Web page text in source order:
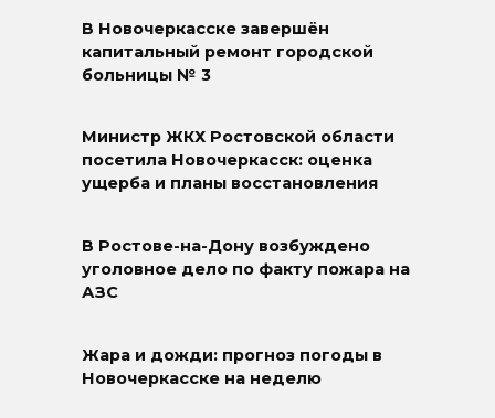
В Новочеркасске завершён
капитальный ремонт городской
больницы № 3
Министр ЖКХ Ростовской области
посетила Новочеркасск: оценка
ущерба и планы восстановления
В Ростове-на-Дону возбуждено
уголовное дело по факту пожара на
АЗС
Жара и дожди: прогноз погоды в
Новочеркасске на неделю